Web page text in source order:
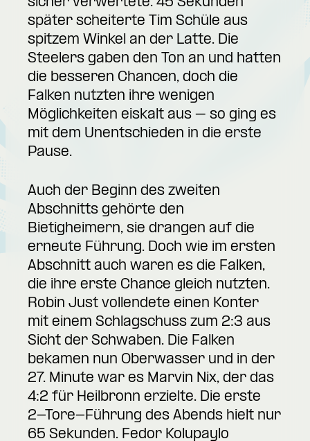
später scheiterte Tim Schüle aus
spitzem Winkel an der Latte. Die
Steelers gaben den Ton an und hatten
die besseren Chancen, doch die
Falken nutzten ihre wenigen
Möglichkeiten eiskalt aus – so ging es
mit dem Unentschieden in die erste
Pause.
Auch der Beginn des zweiten
Abschnitts gehörte den
Bietigheimern, sie drangen auf die
erneute Führung. Doch wie im ersten
Abschnitt auch waren es die Falken,
die ihre erste Chance gleich nutzten.
Robin Just vollendete einen Konter
mit einem Schlagschuss zum 2:3 aus
Sicht der Schwaben. Die Falken
bekamen nun Oberwasser und in der
27. Minute war es Marvin Nix, der das
4:2 für Heilbronn erzielte. Die erste
2-Tore-Führung des Abends hielt nur
65 Sekunden. Fedor Kolupaylo